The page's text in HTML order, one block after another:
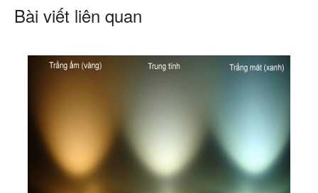
Bài viết liên quan